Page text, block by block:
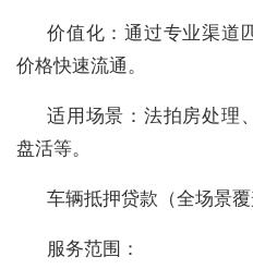
价值化：通过专业渠道
价格快速流通。
适用场景：法拍房处理
盘活等。
车辆抵押贷款（全场景覆
服务范围：